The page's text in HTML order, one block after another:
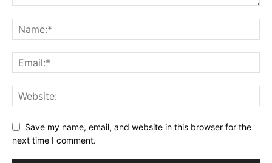
Save my name, email, and website in this browser for the
next time I comment.